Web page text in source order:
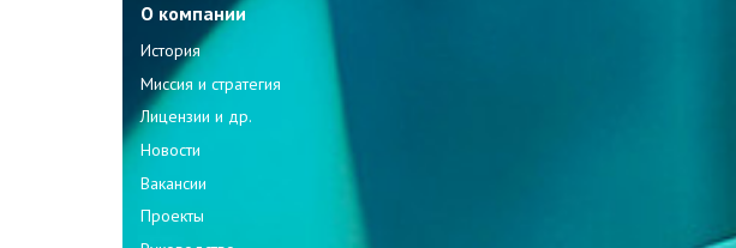
О компании
История
Миссия и стратегия
Лицензии и др.
Новости
Вакансии
Проекты